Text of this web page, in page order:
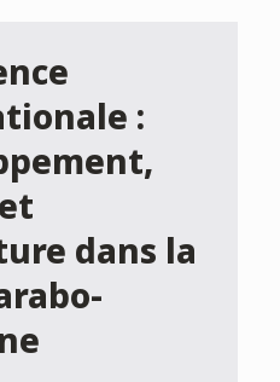
:
dans la